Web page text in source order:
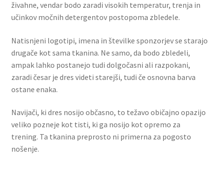
živahne, vendar bodo zaradi visokih temperatur, trenja in
učinkov močnih detergentov postopoma zbledele.
Natisnjeni logotipi, imena in številke sponzorjev se starajo
drugače kot sama tkanina. Ne samo, da bodo zbledeli,
ampak lahko postanejo tudi dolgočasni ali razpokani,
zaradi česar je dres videti starejši, tudi če osnovna barva
ostane enaka.
Navijači, ki dres nosijo občasno, to težavo običajno opazijo
veliko pozneje kot tisti, ki ga nosijo kot opremo za
trening. Ta tkanina preprosto ni primerna za pogosto
nošenje.